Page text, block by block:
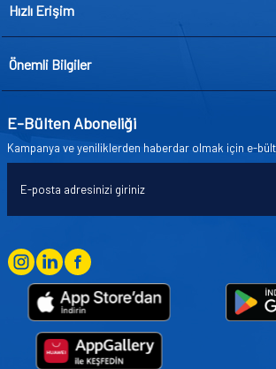
Hızlı Erişim
Önemli Bilgiler
E-Bülten Aboneliği
Kampanya ve yeniliklerden haberdar olmak için e-